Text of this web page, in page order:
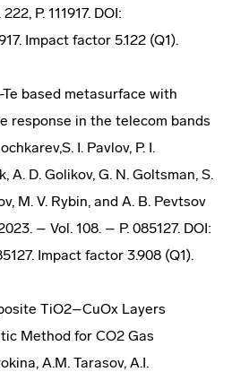
P. 111917. DOI:
Impact factor 5.122 (Q1).
Te based metasurface with
response in the telecom bands
I. Pavlov, P. I.
A. D. Golikov, G. N. Goltsman, S.
M. V. Rybin, and A. B. Pevtsov
– Vol. 108. – P. 085127. DOI:
Impact factor 3.908 (Q1).
TiO2–CuOx Layers
Method for CO2 Gas
A.M. Tarasov, A.I.